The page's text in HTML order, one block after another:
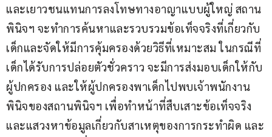
และเยาวชนแทนการลงโทษทางอาญาแบบผู้ใหญ่ สถาน
พินิจฯ จะทำการค้นหาและรวบรวมข้อเท็จจริงที่เกี่ยวกับ
เด็กและจัดให้มีการคุ้มครองด้วยวิธีที่เหมาะสม ในกรณีที่
เด็กได้รับการปล่อยตัวชั่วคราว จะมีการส่งมอบเด็กให้กับ
ผู้ปกครอง และให้ผู้ปกครองพาเด็กไปพบเจ้าพนักงาน
พินิจของสถานพินิจฯ เพื่อทำหน้าที่สืบเสาะข้อเท็จจริง
และแสวงหาข้อมูลเกี่ยวกับสาเหตุของการกระทำผิด และ